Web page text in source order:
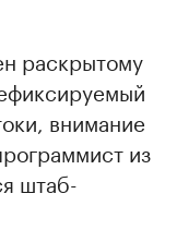
раскрытому
внимание
из
штаб-